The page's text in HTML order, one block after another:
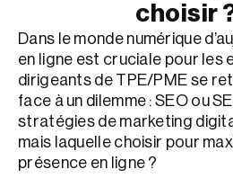
→ SEA & ADS
→ SITES WEB
→ RÉSEAUX SOCIAUX
→ IA &
AUTOMATISATION
choisir
Dans le monde numérique
en ligne est cruciale pour les
dirigeants de TPE/PME se
face à un dilemme : SEO ou
stratégies de marketing
mais laquelle choisir pour
présence en ligne ?